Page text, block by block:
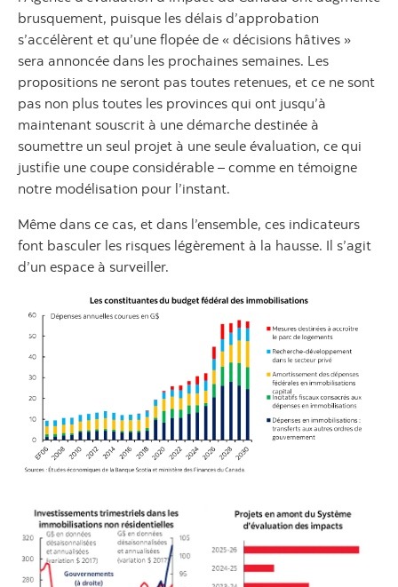
brusquement, puisque les délais d’approbation
s’accélèrent et qu’une flopée de « décisions hâtives »
sera annoncée dans les prochaines semaines. Les
propositions ne seront pas toutes retenues, et ce ne sont
pas non plus toutes les provinces qui ont jusqu’à
maintenant souscrit à une démarche destinée à
soumettre un seul projet à une seule évaluation, ce qui
justifie une coupe considérable – comme en témoigne
notre modélisation pour l’instant.
Même dans ce cas, et dans l’ensemble, ces indicateurs
font basculer les risques légèrement à la hausse. Il s’agit
d’un espace à surveiller.